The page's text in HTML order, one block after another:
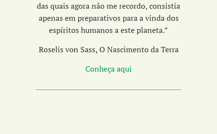
das quais agora não me recordo, consistia
apenas em preparativos para a vinda dos
espíritos humanos a este planeta.”
Roselis von Sass, O Nascimento da Terra
Conheça aqui